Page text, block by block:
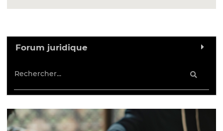
Forum juridique